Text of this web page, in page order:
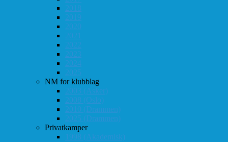
2018
2019
2020
2021
2022
2023
2024
2025
NM for klubblag
2003 (Asker)
2008 (Oslo)
2010 (Drammen)
2025 (Drammen)
Privatkamper
1998 (Akademisk)